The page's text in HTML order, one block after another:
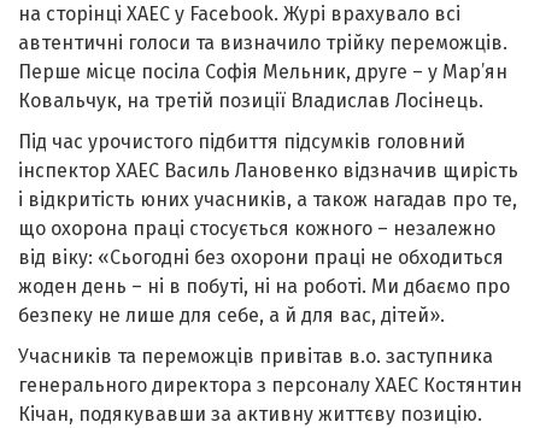
на сторінці ХАЕС у Facebook. Журі врахувало всі
автентичні голоси та визначило трійку переможців.
Перше місце посіла Софія Мельник, друге – у Мар’ян
Ковальчук, на третій позиції Владислав Лосінець.
Під час урочистого підбиття підсумків головний
інспектор ХАЕС Василь Лановенко відзначив щирість
і відкритість юних учасників, а також нагадав про те,
що охорона праці стосується кожного – незалежно
від віку: «Сьогодні без охорони праці не обходиться
жоден день – ні в побуті, ні на роботі. Ми дбаємо про
безпеку не лише для себе, а й для вас, дітей».
Учасників та переможців привітав в.о. заступника
генерального директора з персоналу ХАЕС Костянтин
Кічан, подякувавши за активну життєву позицію.